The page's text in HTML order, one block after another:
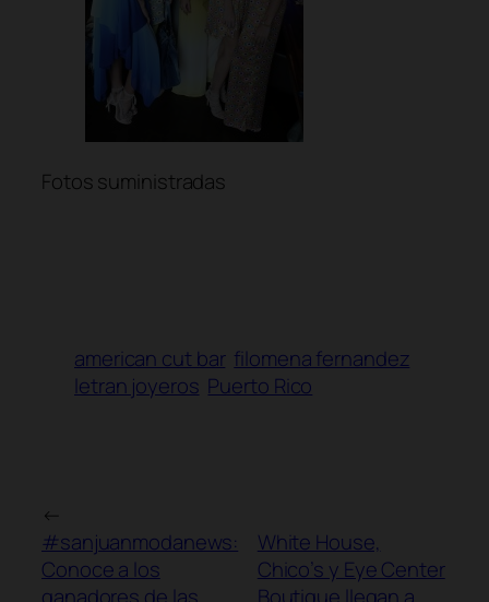
Fotos suministradas
american cut bar filomena fernandez
letran joyeros Puerto Rico
←
#sanjuanmodanews:
Conoce a los
White House,
Chico’s y Eye Center